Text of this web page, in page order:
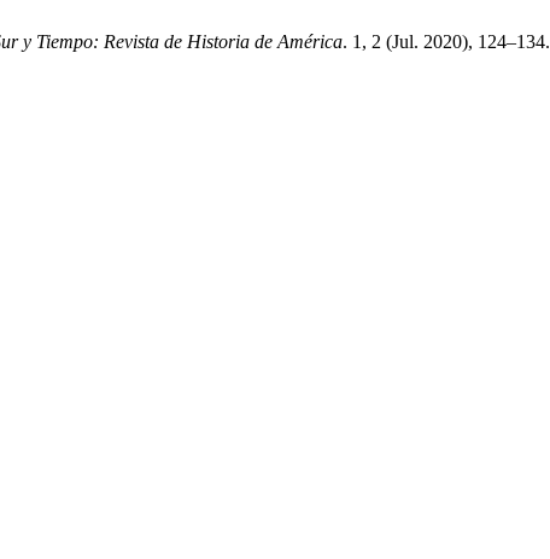
y Tiempo: Revista de Historia de América. 1, 2 (Jul. 2020), 124–134.